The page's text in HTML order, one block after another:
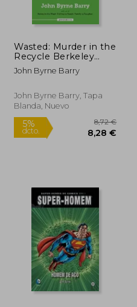
5%
Wasted: Murder in the
Recycle Berkeley
Yard
John Byrne Barry
John Byrne Barry, Tapa
Blanda, Nuevo